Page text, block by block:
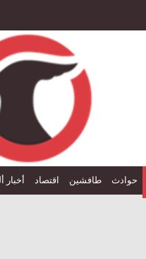
حوادث طافشين اقتصاد أخبار